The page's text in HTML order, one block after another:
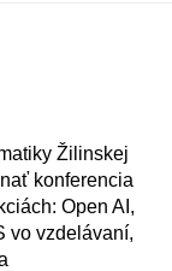
Žilinskej
konferencia
Open AI,
vo vzdelávaní,